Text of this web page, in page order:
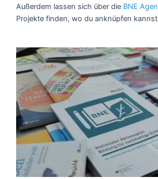
Außerdem lassen sich über die BNE
Projekte finden, wo du anknüpfen